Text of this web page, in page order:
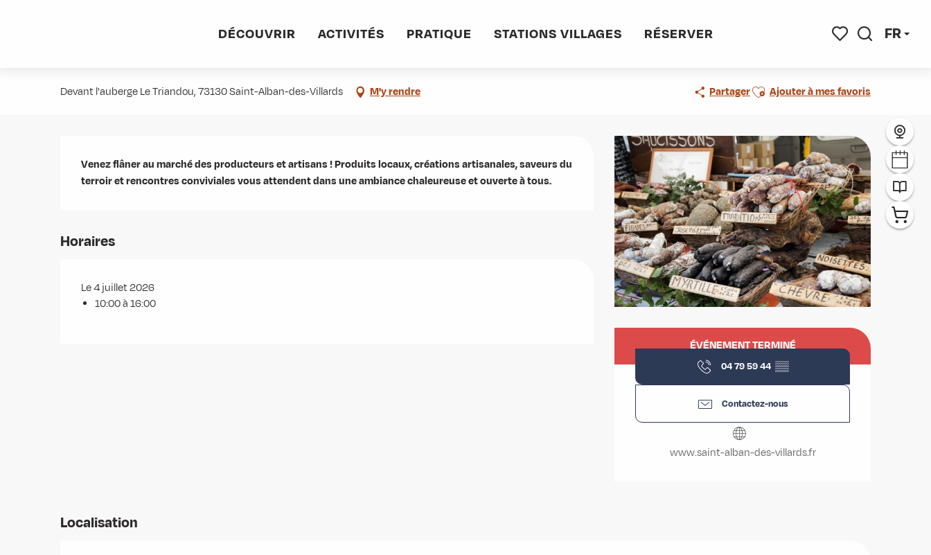
FR
DÉCOUVRIR ACTIVITÉS PRATIQUE STATIONS VILLAGES RÉSERVER
Devant l'auberge Le Triandou, 73130 Saint-Alban-des-Villards M'y rendre PartagerAjouter aux favoris
Ajouter à mes favoris
Ouverture et coordonnées
ÉVÉNEMENT TERMINÉ
04 79 59 44 ▒▒
Contactez-nous
www.saint-alban-des-villards.fr
Description
Venez flâner au marché des producteurs et artisans ! Produits locaux, créations artisanales, saveurs du
terroir et rencontres conviviales vous attendent dans une ambiance chaleureuse et ouverte à tous.
Horaires
Le 4 juillet 2026
10:00 à 16:00
Localisation